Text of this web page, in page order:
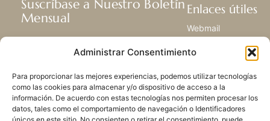
Administrar Consentimiento
Para proporcionar las mejores experiencias, podemos utilizar tecnologías
como las cookies para almacenar y/o dispositivo de acceso a la
información. De acuerdo con estas tecnologías nos permiten procesar los
datos, tales como el comportamiento de navegación o Identificadores
Suscríbase a Nuestro Boletín
Mensual
Recibir las últimas noticias acerca de
nuestra vida, la misión y ministerios de
SUSCRIBIRSE
Enlaces útiles
Webmail
Centro de Recursos
Mapa del sitio